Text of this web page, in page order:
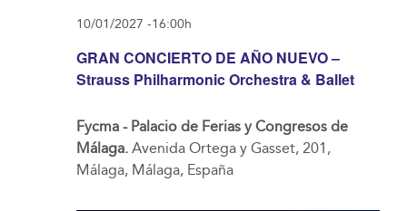
GRAN CONCIERTO DE AÑO NUEVO –
Strauss Philharmonic Orchestra & Ballet
10/01/2027 -16:00h
Fycma - Palacio de Ferias y Congresos de
Málaga. Avenida Ortega y Gasset, 201,
Málaga, Málaga, España